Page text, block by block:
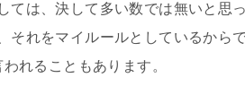
は、決して多い数では無いと思っ
、それをマイルールとしているからで
れることもあります。